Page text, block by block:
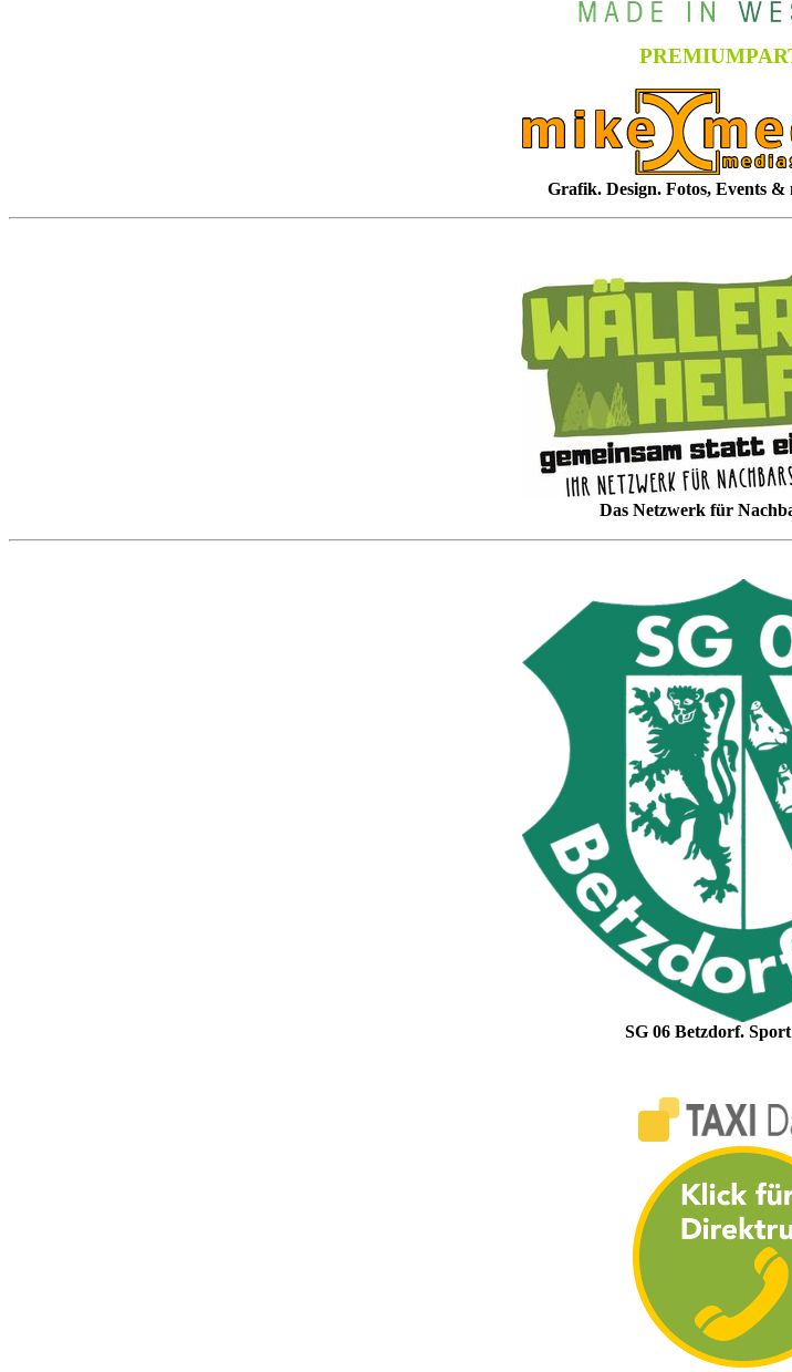
Grafik. Design. Fotos, Events &
Das Netzwerk für
SG 06 Betzdorf.